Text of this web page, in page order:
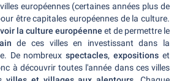
européennes (certaines années plus de
être capitales européennes de la culture.
la culture européenne et de permettre le
de ces villes en investissant dans la
De nombreuxspectacles,expositions et
à découvrir toutes l'année dans ces villes